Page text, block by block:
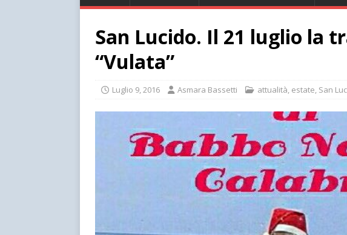
San Lucido. Il 21 luglio la
“Vulata”
Luglio 9, 2016 Asmara Bassetti attualità, estate, San